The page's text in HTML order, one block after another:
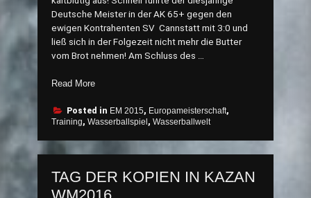
Deutsche Meister in der AK 65+ gegen den
ewigen Kontrahenten SV Cannstatt mit 3:0 und
ließ sich in der Folgezeit nicht mehr die Butter
vom Brot nehmen! Am Schluss des …
Read More„Kein
ohne
Butter
auf
der
in
Kazan“
Posted in EM 2015, Europameisterschaft,
Training, Wasserballspiel , Wasserballwelt
TAG DER KOPIEN IN KAZAN